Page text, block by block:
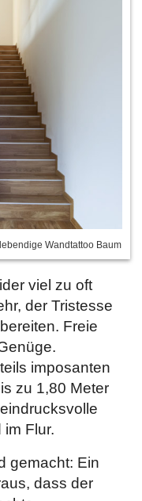
Wandtattoo Baum
viel zu oft
der Tristesse
Freie
imposanten
zu 1,80 Meter
Flur.
gemacht: Ein
dass der